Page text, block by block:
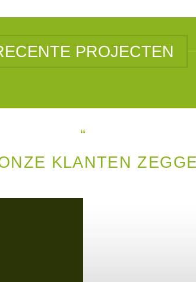
PROJECTEN
“
KLANTEN